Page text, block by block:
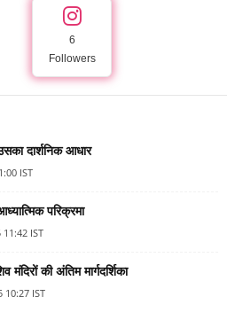
6
Followers
दार्शनिक आधार
IST
परिक्रमा
IST
की अंतिम मार्गदर्शिका
10:27 IST